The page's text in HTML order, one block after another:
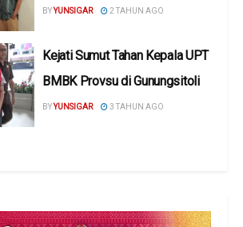
BYYUNSIGAR 2 TAHUN AGO
Kejati Sumut Tahan Kepala UPT
BMBK Provsu di Gunungsitoli
BYYUNSIGAR 3 TAHUN AGO